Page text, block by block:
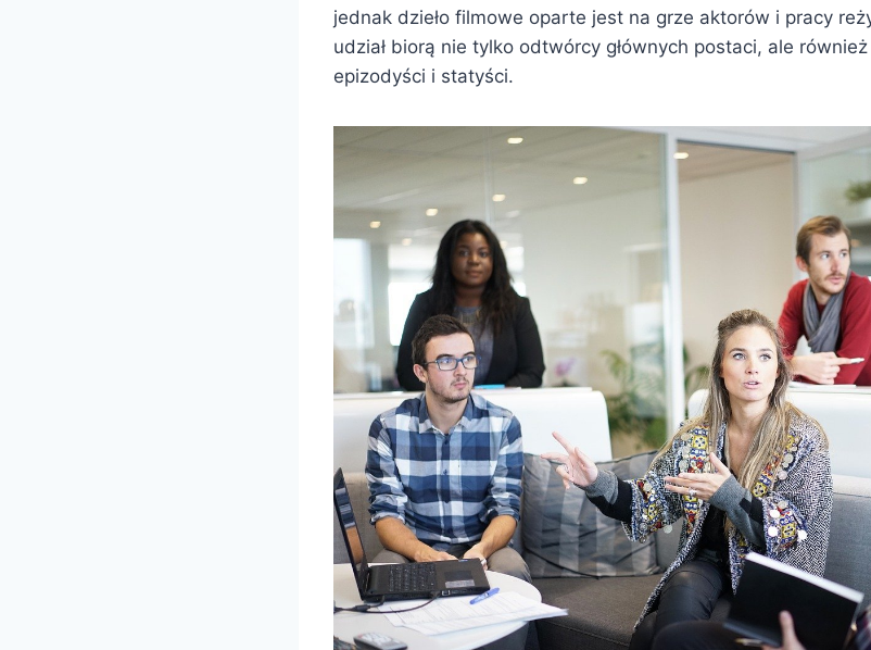
jednak dzieło filmowe oparte jest na grze aktorów i pracy
udział biorą nie tylko odtwórcy głównych postaci, ale
epizodyści i statyści.